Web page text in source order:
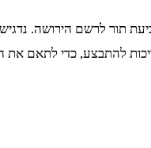
תור לרשם הירושה.
להתבצע, כדי לתאם את